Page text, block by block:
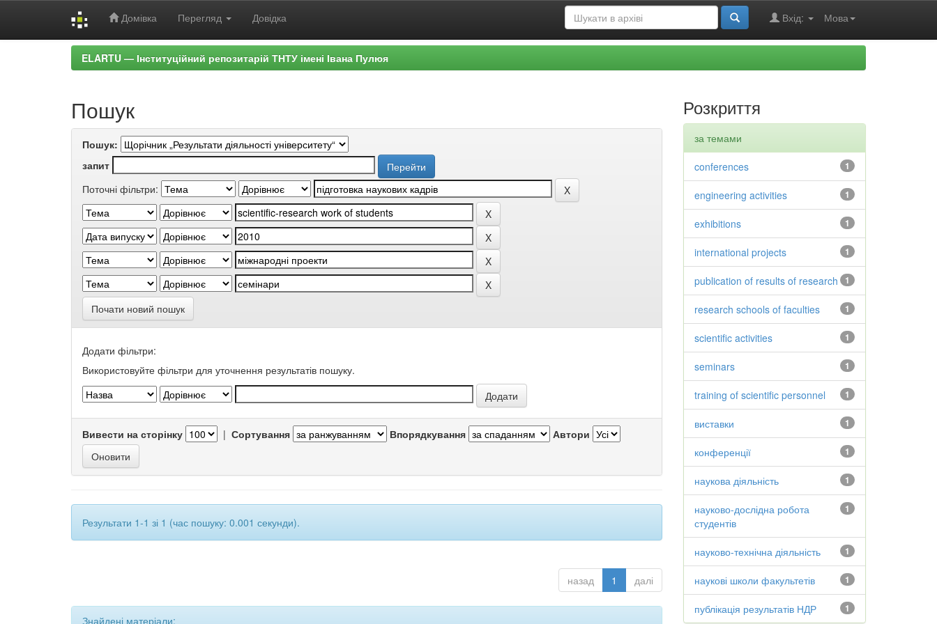
Домівка Перегляд Довідка Мова
Вхід:
ELARTU — Інституційний репозитарій ТНТУ імені Івана Пулюя
Пошук
Пошук:
запит
Поточні фільтри:
Почати новий пошук
Додати фільтри:
Використовуйте фільтри для уточнення результатів пошуку.
Вивести на сторінку | Сортування Впорядкування Автори
Результати 1-1 зі 1 (час пошуку: 0.001 секунди).
назад 1 далі
Знайдені матеріали:
Розкриття
за темами
1
conferences
1
engineering activities
1
exhibitions
1
international projects
1
publication of results of research
1
research schools of faculties
1
scientific activities
1
seminars
1
training of scientific personnel
1
виставки
1
конференції
1
наукова діяльність
1
науково-дослідна робота
студентів
1
науково-технічна діяльність
1
наукові школи факультетів
1
публікація результатів НДР